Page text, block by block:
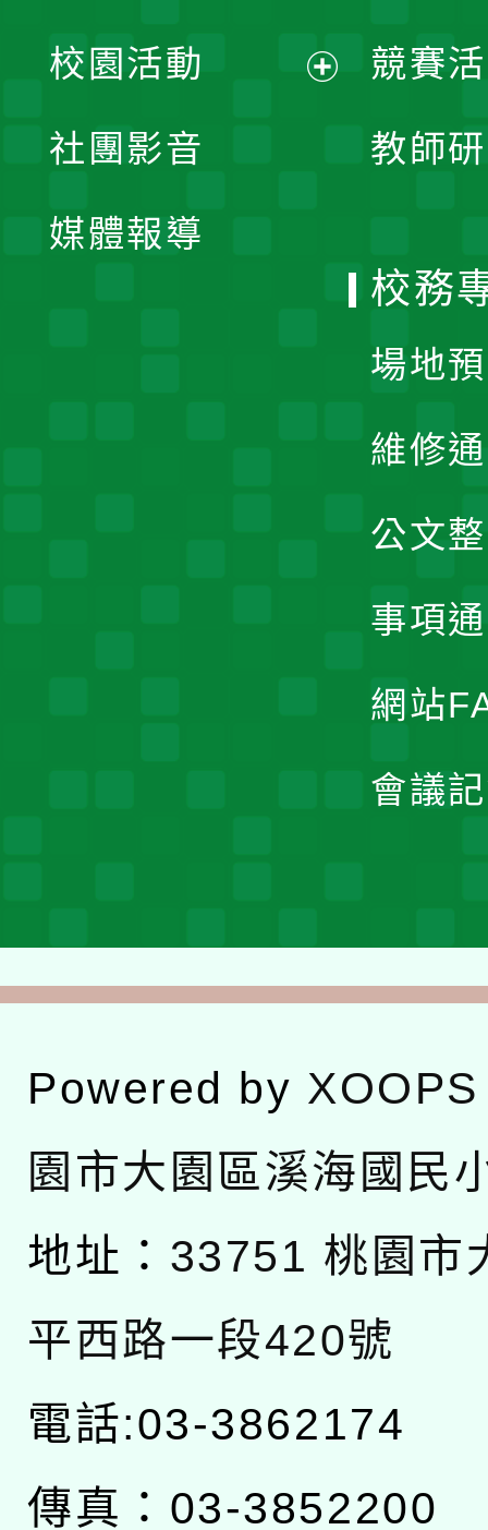
競賽
教師
開
校園活動
社團影音
媒體報導
校務
場地
維修
公文
事項
網站
會議
Powered by XOOPS
園市大園區溪海國民
地址： 33751 桃園市
平西路一段420號
電話:03-3862174
傳真：03-3852200